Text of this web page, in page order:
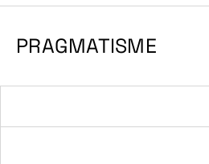
PRAGMATISME